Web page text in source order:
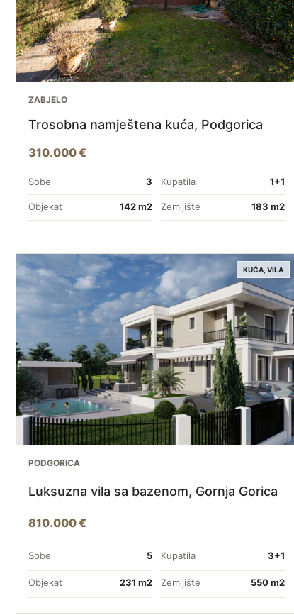
ZABJELO
Trosobna namještena kuća, Podgorica
310.000 €
Sobe 3 Kupatila 1+1
Objekat 142 m2 Zemljište 183 m2
KUĆA, VILA
PODGORICA
Luksuzna vila sa bazenom, Gornja Gorica
810.000 €
Sobe 5 Kupatila 3+1
Objekat 231 m2 Zemljište 550 m2